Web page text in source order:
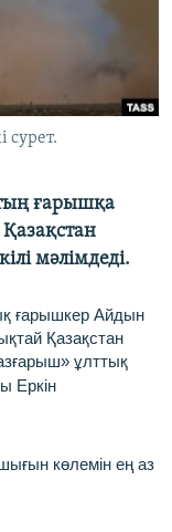
ғарышқа
мәлімдеді.
ғарышкер Айдын
Қазақстан
ұлттық
Еркін
көлемін ең аз